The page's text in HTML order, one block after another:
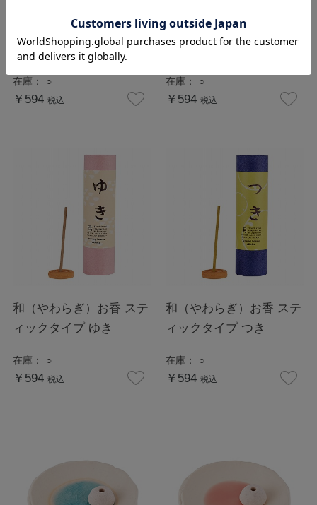
和（やわらぎ）お香 ステ
ィックタイプ さくら
在庫： ○
￥594 税込
和（やわらぎ）お香 ステ
ィックタイプ あめ
在庫： ○
￥594 税込
和（やわらぎ）お香 ステ
ィックタイプ ゆき
在庫： ○
￥594 税込
和（やわらぎ）お香 ステ
ィックタイプ つき
在庫： ○
￥594 税込